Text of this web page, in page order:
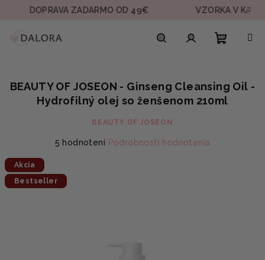
DOPRAVA ZADARMO OD 49€ VZORKA V KAŽDEJ
košík
BEAUTY OF JOSEON - Ginseng Cleansing Oil -
Hydrofilný olej so ženšenom 210ml
BEAUTY OF JOSEON
Priemerné
je
5,0
5 hodnotení Podrobnosti hodnotenia
Akcia
Bestseller